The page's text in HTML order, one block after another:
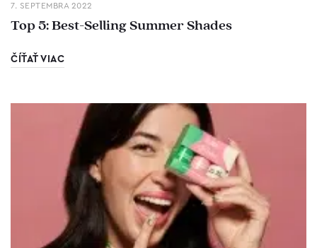
7. SEPTEMBRA 2022
Top 5: Best-Selling Summer Shades
ČÍŤAŤ VIAC